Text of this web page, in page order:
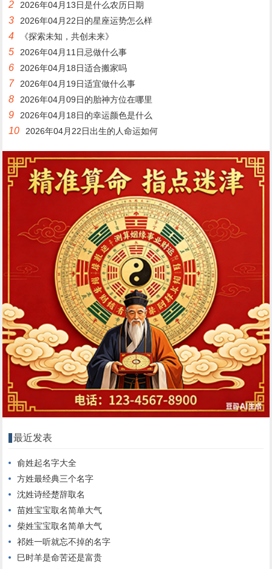
2 2026年04月13日是什么农历日期
3 2026年04月22日的星座运势怎么样
4 《探索未知，共创未来》
5 2026年04月11日忌做什么事
6 2026年04月18日适合搬家吗
7 2026年04月19日适宜做什么事
8 2026年04月09日的胎神方位在哪里
9 2026年04月18日的幸运颜色是什么
10 2026年04月22日出生的人命运如何
最近发表
俞姓起名字大全
方姓最经典三个名字
沈姓诗经楚辞取名
苗姓宝宝取名简单大气
柴姓宝宝取名简单大气
祁姓一听就忘不掉的名字
巳时羊是命苦还是富贵